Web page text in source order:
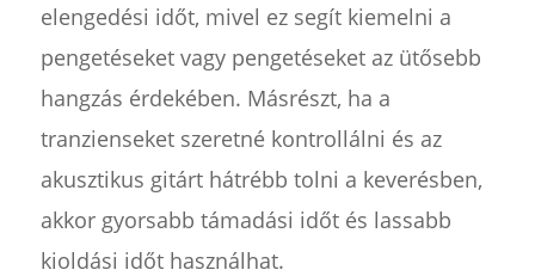
elengedési időt, mivel ez segít kiemelni a
pengetéseket vagy pengetéseket az ütősebb
hangzás érdekében. Másrészt, ha a
tranzienseket szeretné kontrollálni és az
akusztikus gitárt hátrébb tolni a keverésben,
akkor gyorsabb támadási időt és lassabb
kioldási időt használhat.